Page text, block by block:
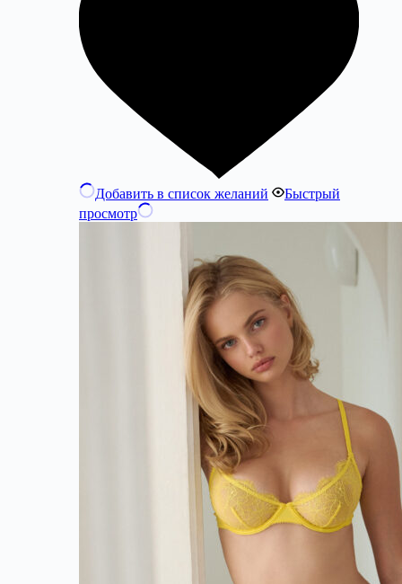
Добавить в список желаний
Быстрый
просмотр